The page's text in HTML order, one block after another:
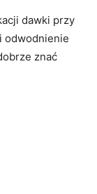
dawki przy
odwodnienie
znać